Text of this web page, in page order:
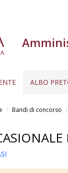
ALBO
Bandi di concorso